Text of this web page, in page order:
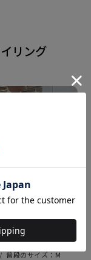
らこその特徴
リング
M